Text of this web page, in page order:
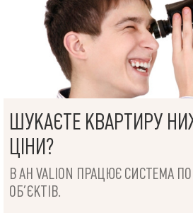
ШУКАЄТЕ КВАРТИРУ
ЦІНИ?
В АН VALION ПРАЦЮЄ СИСТЕМА
ОБ’ЄКТІВ.